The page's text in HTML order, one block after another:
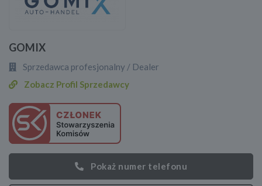
GOMIX
Sprzedawca profesjonalny / Dealer
Zobacz Profil Sprzedawcy
Pokaż numer telefonu